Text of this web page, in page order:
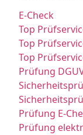
E-Check
Top
Top
Top
Prüfung
Prüfung E-
Prüfung